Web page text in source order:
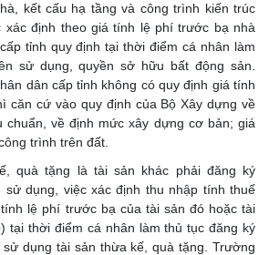
kết cấu hạ tầng và công trình kiến trúc
định theo giá tính lệ phí trước bạ nhà
tỉnh quy định tại thời điểm cá nhân làm
sử dụng, quyền sở hữu bất động sản.
dân cấp tỉnh không có quy định giá tính
căn cứ vào quy định của Bộ Xây dựng về
chuẩn, về định mức xây dựng cơ bản; giá
trình trên đất.
quà tặng là tài sản khác phải đăng ký
sử dụng, việc xác định thu nhập tính thuế
lệ phí trước bạ của tài sản đó hoặc tài
tại thời điểm cá nhân làm thủ tục đăng ký
dụng tài sản thừa kế, quà tặng. Trường